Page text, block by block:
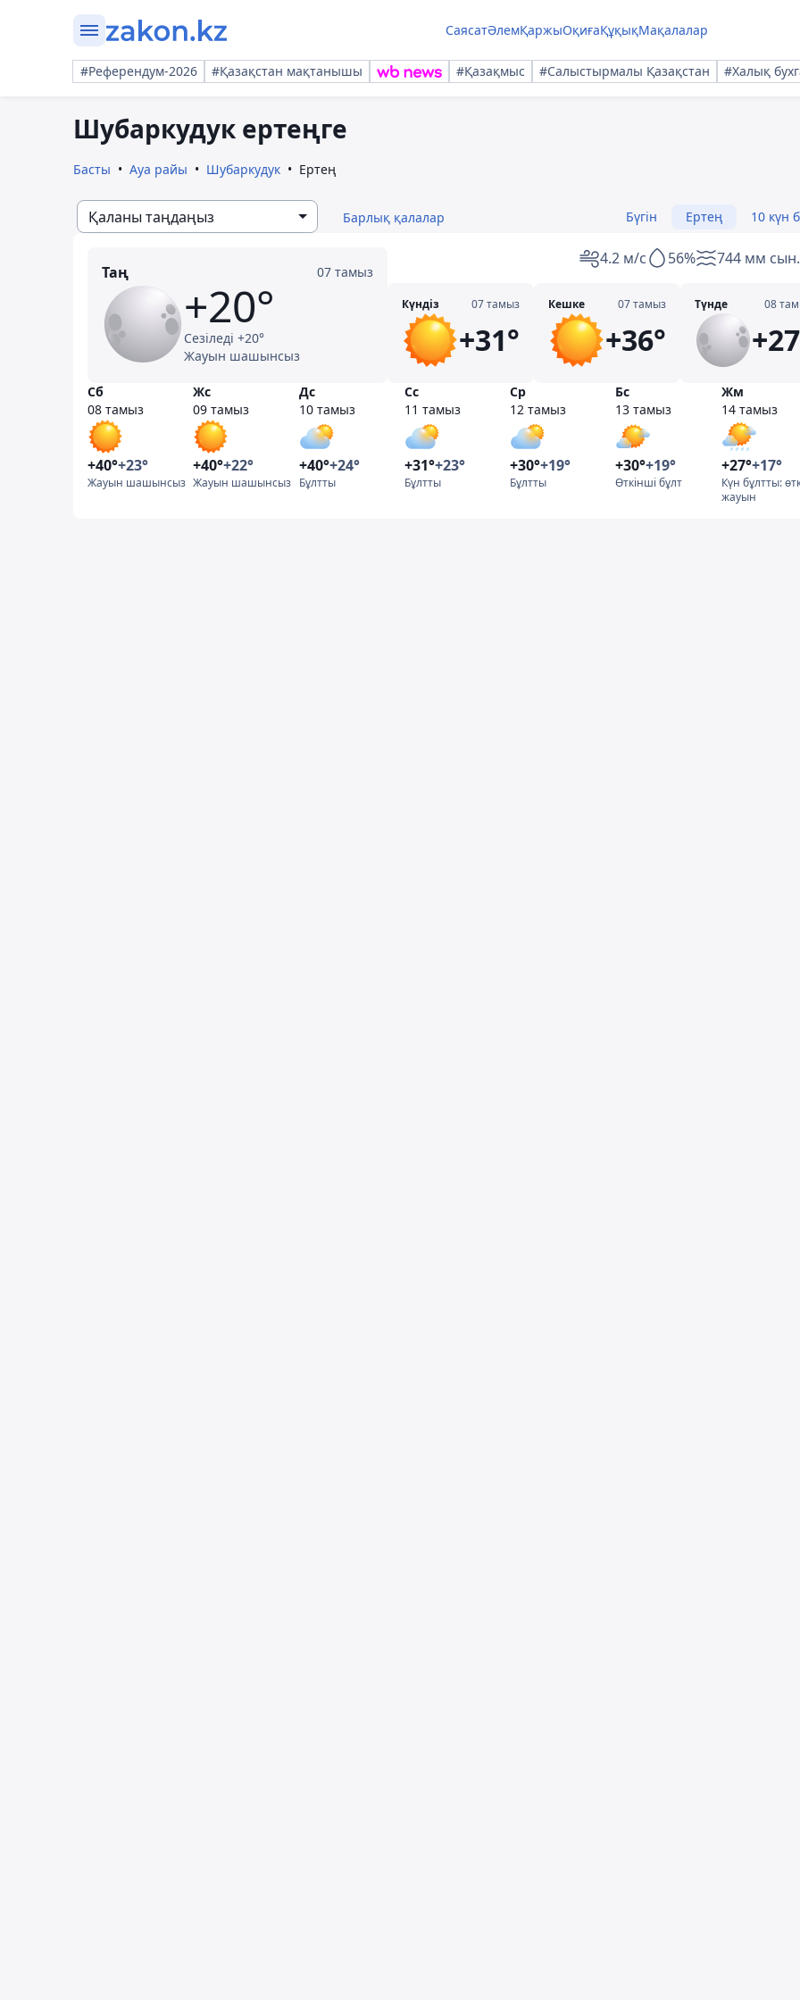
СаясатӘлемҚаржыОқиғаҚұқықМақалалар
#Референдум-2026 #Қазақстан мақтанышы #Қазақмыс #Салыстырмалы Қазақстан #Халық
Шубаркудук ертеңге
Басты Ауа райы Шубаркудук Ертең
Қаланы таңдаңыз Барлық қалалар Бүгін Ертең 10 күн
Таң 07 тамыз
+20°
Сезіледі +20°
Жауын шашынсыз
4.2 м/с 56% 744 мм
Күндіз 07 тамыз
+31°
Кешке 07 тамыз
+36°
Түнде 08
Сб
08 тамыз
+40°+23°
Жауын шашынсыз
Жс
09 тамыз
+40°+22°
Жауын шашынсыз
Дс
10 тамыз
+40°+24°
Бұлтты
Сс
11 тамыз
+31°+23°
Бұлтты
Ср
12 тамыз
+30°+19°
Бұлтты
Бс
13 тамыз
+30°+19°
Өткінші бұлт
Жм
14 тамыз
+27°+17°
Күн бұлтты:
жауын